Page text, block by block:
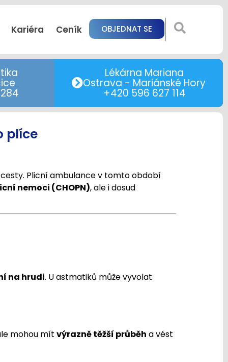
Kariéra Ceník OBJEDNAT SE
Lékárna Mariana
Ostrava - Mariánské Hory
+420 596 627 114
plíce
Plicní ambulance v tomto období
nemoci (CHOPN), ale i dosud
na hrudi. U astmatiků může vyvolat
mohou mít výrazně těžší průběh a vést